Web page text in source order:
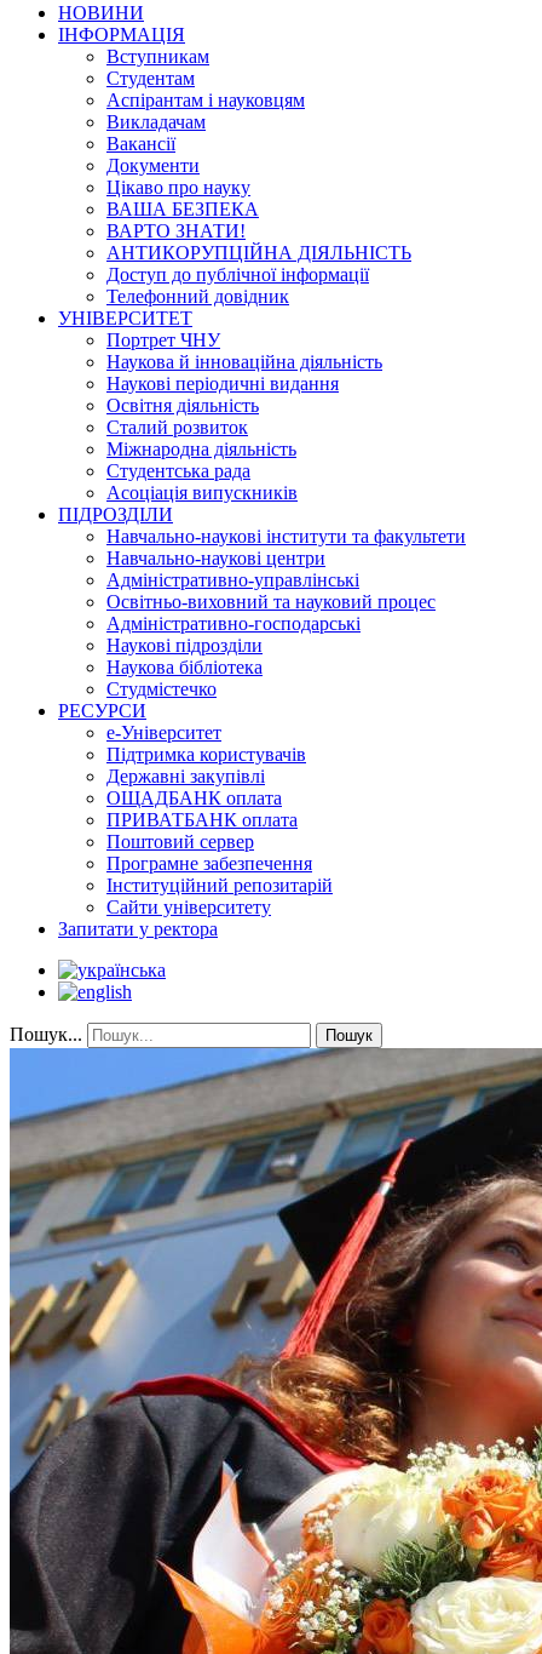
НОВИНИ
ІНФОРМАЦІЯ
Вступникам
Студентам
Аспірантам і науковцям
Викладачам
Вакансії
Документи
Цікаво про науку
ВАША БЕЗПЕКА
ВАРТО ЗНАТИ!
АНТИКОРУПЦІЙНА ДІЯЛЬНІСТЬ
Доступ до публічної інформації
Телефонний довідник
УНІВЕРСИТЕТ
Портрет ЧНУ
Наукова й інноваційна діяльність
Наукові періодичні видання
Освітня діяльність
Сталий розвиток
Міжнародна діяльність
Студентська рада
Асоціація випускників
ПІДРОЗДІЛИ
Навчально-наукові інститути та факультети
Навчально-наукові центри
Адміністративно-управлінські
Освітньо-виховний та науковий процес
Адміністративно-господарські
Наукові підрозділи
Наукова бібліотека
Студмістечко
РЕСУРСИ
е-Університет
Підтримка користувачів
Державні закупівлі
ОЩАДБАНК оплата
ПРИВАТБАНК оплата
Поштовий сервер
Програмне забезпечення
Інституційний репозитарій
Сайти університету
Запитати у ректора
Пошук... Пошук